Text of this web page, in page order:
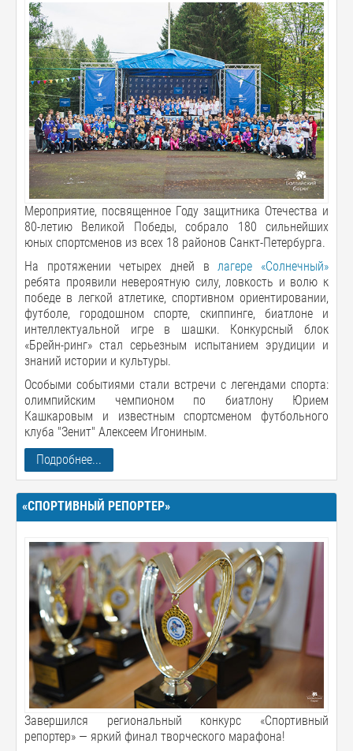
Мероприятие, посвященное Году защитника Отечества и
80-летию Великой Победы, собрало 180 сильнейших
юных спортсменов из всех 18 районов Санкт-Петербурга.
На протяжении четырех дней влагере «Солнечный»
ребята проявили невероятную силу, ловкость и волю к
победе в легкой атлетике, спортивном ориентировании,
футболе, городошном спорте, скиппинге, биатлоне и
интеллектуальной игре в шашки. Конкурсный блок
«Брейн-ринг» стал серьезным испытанием эрудиции и
знаний истории и культуры.
Особыми событиями стали встречи с легендами спорта:
олимпийским чемпионом по биатлону Юрием
Кашкаровым и известным спортсменом футбольного
клуба "Зенит" Алексеем Игониным.
Подробнее...
«СПОРТИВНЫЙ РЕПОРТЕР»
Завершился региональный конкурс «Спортивный
репортер» — яркий финал творческого марафона!